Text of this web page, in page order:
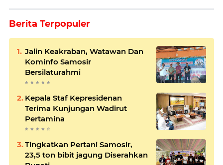
Berita Terpopuler
Jalin Keakraban, Watawan Dan
Kominfo Samosir
Bersilaturahmi
Kepala Staf Kepresidenan
Terima Kunjungan Wadirut
Pertamina
Tingkatkan Pertani Samosir,
23,5 ton bibit jagung Diserahkan